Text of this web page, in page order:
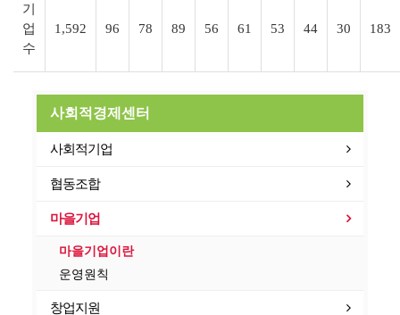
기
업
수
1,592 96 78 89 56 61 53 44 30 183
사회적경제센터
사회적기업
협동조합
마을기업
마을기업이란
운영원칙
창업지원